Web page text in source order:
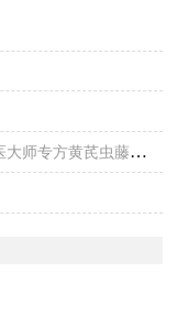
脑梗后遗症半身麻木、活动不利伴头晕，国医大师专方黄芪虫藤饮的实战医案